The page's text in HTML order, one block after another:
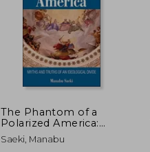
50%
The Phantom of a
Polarized America:
Myths and Truths of
an Ideological Divide
Saeki, Manabu